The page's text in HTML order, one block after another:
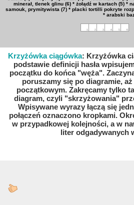
minerał, tlenek glinu (6) * żołądź w kartach (5) *
samouk, prymitywista (7) * placki tortilli pokryte
* arabski
1 2 3 4 5 6
Krzyżówka ciągówka: Krzyżówka
podstawie definicji hasła
początku do końca "węża".
poruszamy się po diagramie,
początkowym. Zakręcamy tylko
diagram, czyli "skrzyżowania"
Wpisywane wyrazy łączą się
połączeń oznaczono kropkami.
w przypadkowej kolejności, a w
liter odgadywanych